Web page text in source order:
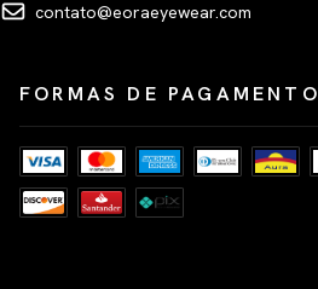
contato@eoraeyewear.com
FORMAS DE PAGAMENTO